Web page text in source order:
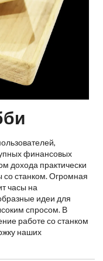
финансовых
дохода практически
со станком. Огромная
часы на
идеи для
спросом. В
работе со станком
наших